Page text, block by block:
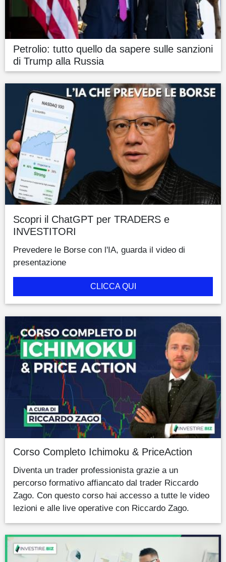
Petrolio: tutto quello da sapere sulle sanzioni
di Trump alla Russia
Scopri il ChatGPT per TRADERS e
INVESTITORI
Prevedere le Borse con l'IA, guarda il video di
presentazione
CLICCA QUI
Corso Completo Ichimoku & PriceAction
Diventa un trader professionista grazie a un
percorso formativo affiancato dal trader Riccardo
Zago. Con questo corso hai accesso a tutte le video
lezioni e alle live operative con Riccardo Zago.